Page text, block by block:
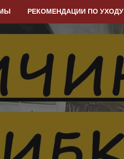
РЕКОМЕНДАЦИИ ПО УХОДУ